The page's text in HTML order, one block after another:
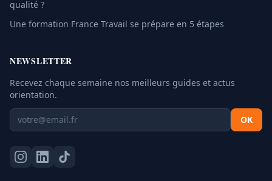
qualité ?
Une formation France Travail se prépare en 5 étapes
NEWSLETTER
Recevez chaque semaine nos meilleurs guides et actus
orientation.
OK